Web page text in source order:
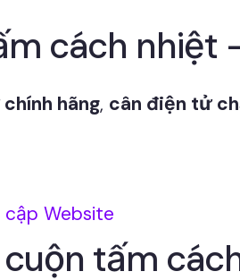
cách nhiệt
hãng, cân điện tử
cập Website
tấm